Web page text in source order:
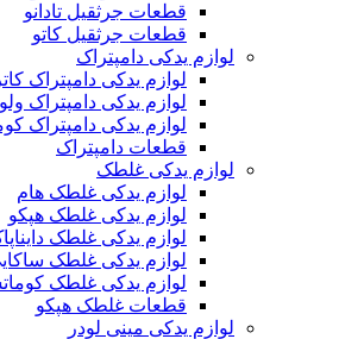
قطعات جرثقیل تادانو
قطعات جرثقیل کاتو
لوازم یدکی دامپتراک
لوازم یدکی دامپتراک
لوازم یدکی دامپتراک
لوازم یدکی دامپتراک
قطعات دامپتراک
لوازم یدکی غلطک
لوازم یدکی غلطک هام
لوازم یدکی غلطک هپکو
لوازم یدکی غلطک
لوازم یدکی غلطک
لوازم یدکی غلطک
قطعات غلطک هپکو
لوازم یدکی مینی لودر